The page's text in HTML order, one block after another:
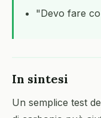
"Devo fare
In sintesi
Un semplice test